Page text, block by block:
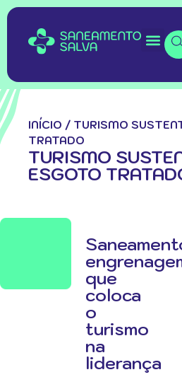
INÍCIO / TURISMO
TRATADO
TURISMO
ESGOTO
que
coloca
o
turismo
na
liderança